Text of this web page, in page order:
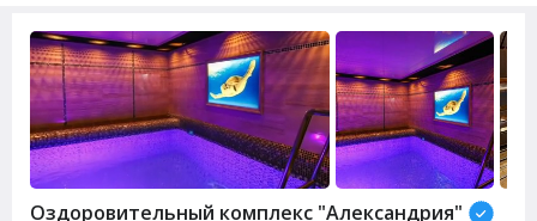
Оздоровительный комплекс "Александрия"